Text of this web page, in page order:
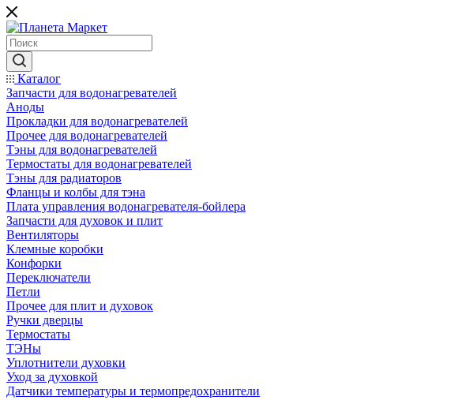
Каталог
Запчасти для водонагревателей
Аноды
Прокладки для водонагревателей
Прочее для водонагревателей
Тэны для водонагревателей
Термостаты для водонагревателей
Тэны для радиаторов
Фланцы и колбы для тэна
Плата управления водонагревателя-бойлера
Запчасти для духовок и плит
Вентиляторы
Клемные коробки
Конфорки
Переключатели
Петли
Прочее для плит и духовок
Ручки дверцы
Термостаты
ТЭНы
Уплотнители духовки
Уход за духовкой
Датчики температуры и термопредохранители